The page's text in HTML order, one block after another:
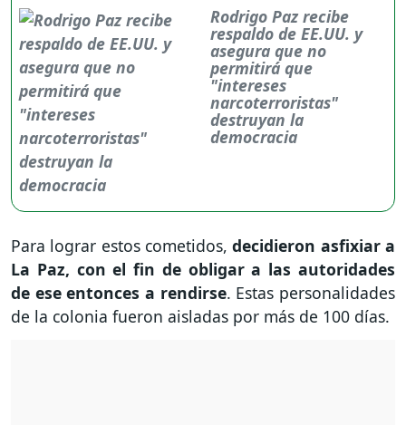
Rodrigo Paz recibe
respaldo de EE.UU. y
asegura que no
permitirá que
"intereses
narcoterroristas"
destruyan la
democracia
Para lograr estos cometidos,decidieron asfixiar a
La Paz, con el fin de obligar a las autoridades
de ese entonces a rendirse. Estas personalidades
de la colonia fueron aisladas por más de 100 días.